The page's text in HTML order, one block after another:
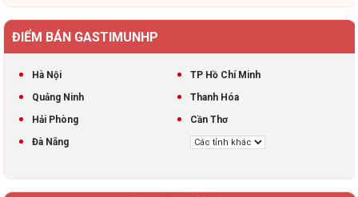
ĐIỂM BÁN GASTIMUNHP
Hà Nội
TP Hồ Chí Minh
Quảng Ninh
Thanh Hóa
Hải Phòng
Cần Thơ
Đà Nẵng